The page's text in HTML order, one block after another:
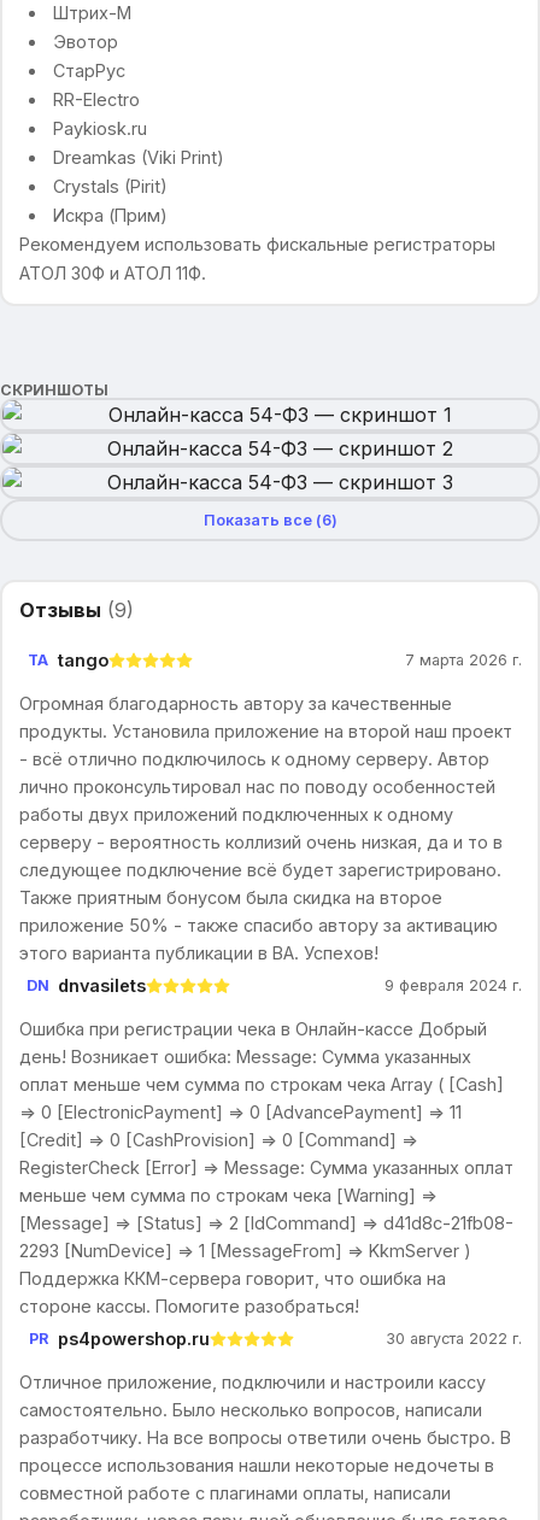
Штрих-М
Эвотор
СтарРус
RR-Electro
Paykiosk.ru
Dreamkas (Viki Print)
Crystals (Pirit)
Искра (Прим)
Рекомендуем использовать фискальные регистраторы
АТОЛ 30Ф и АТОЛ 11Ф.
СКРИНШОТЫ
Показать все (6)
Отзывы (9)
TA tango 7 марта 2026 г.
Огромная благодарность автору за качественные
продукты. Установила приложение на второй наш проект
- всё отлично подключилось к одному серверу. Автор
лично проконсультировал нас по поводу особенностей
работы двух приложений подключенных к одному
серверу - вероятность коллизий очень низкая, да и то в
следующее подключение всё будет зарегистрировано.
Также приятным бонусом была скидка на второе
приложение 50% - также спасибо автору за активацию
этого варианта публикации в ВА. Успехов!
DN dnvasilets 9 февраля 2024 г.
Ошибка при регистрации чека в Онлайн-кассе Добрый
день! Возникает ошибка: Message: Сумма указанных
оплат меньше чем сумма по строкам чека Array ( [Cash]
=> 0 [ElectronicPayment] => 0 [AdvancePayment] => 11
[Credit] => 0 [CashProvision] => 0 [Command] =>
RegisterCheck [Error] => Message: Сумма указанных оплат
меньше чем сумма по строкам чека [Warning] =>
[Message] => [Status] => 2 [IdCommand] => d41d8c-21fb08-
2293 [NumDevice] => 1 [MessageFrom] => KkmServer )
Поддержка ККМ-сервера говорит, что ошибка на
стороне кассы. Помогите разобраться!
PR ps4powershop.ru 30 августа 2022 г.
Отличное приложение, подключили и настроили кассу
самостоятельно. Было несколько вопросов, написали
разработчику. На все вопросы ответили очень быстро. В
процессе использования нашли некоторые недочеты в
совместной работе с плагинами оплаты, написали